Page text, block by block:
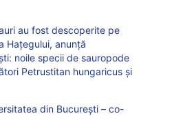
au fost descoperite pe
Hațegului, anunță
noile specii de sauropode
Petrustitan hungaricus și
din București – co-